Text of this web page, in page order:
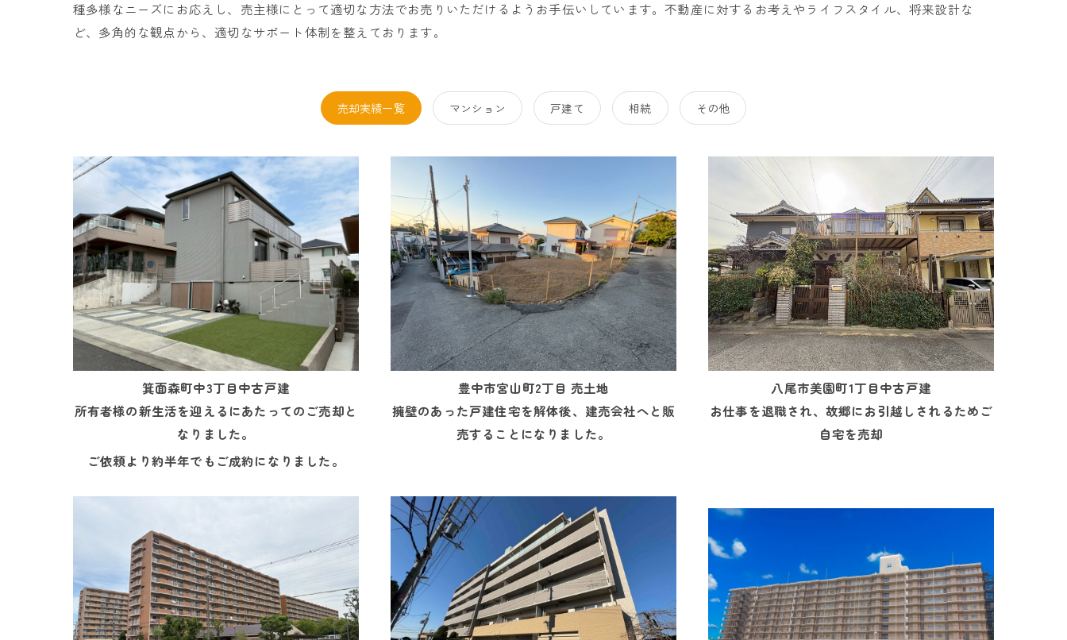
種多様なニーズにお応えし、売主様にとって適切な方法でお売りいただけるようお手伝いしています。不動産に対するお考えやライフスタイル、将来設計な
ど、多角的な観点から、適切なサポート体制を整えております。
売却実績一覧 マンション 戸建て 相続 その他
箕面森町中3丁目中古戸建
所有者様の新生活を迎えるにあたってのご売却と
なりました。
ご依頼より約半年でもご成約になりました。
豊中市宮山町2丁目 売土地
擁壁のあった戸建住宅を解体後、建売会社へと販
売することになりました。
八尾市美園町1丁目中古戸建
お仕事を退職され、故郷にお引越しされるためご
自宅を売却